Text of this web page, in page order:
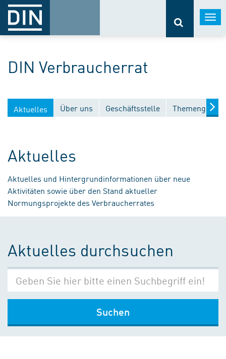
DIN Verbraucherrat
Aktuelles Über uns Geschäftsstelle
Aktuelles
Aktuelles und Hintergrundinformationen über neue
Aktivitäten sowie über den Stand aktueller
Normungsprojekte des Verbraucherrates
Aktuelles durchsuchen
Suchen